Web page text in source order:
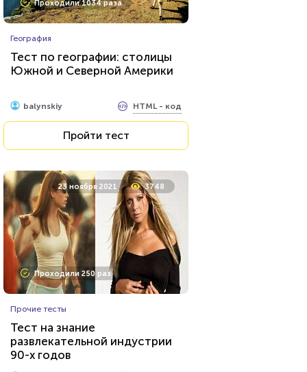
Проходили 1034 раза
География
Тест по географии: столицы
Южной и Северной Америки
balynskiy HTML - код
Пройти тест
23 ноября 2021 3748
Проходили 250 раз
Прочие тесты
Тест на знание
развлекательной индустрии
90-х годов